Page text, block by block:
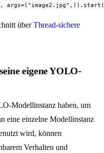
überThread-sichere
eigene YOLO-
Modellinstanz haben, um
eine einzelne Modellinstanz
wird, können
Verhalten und